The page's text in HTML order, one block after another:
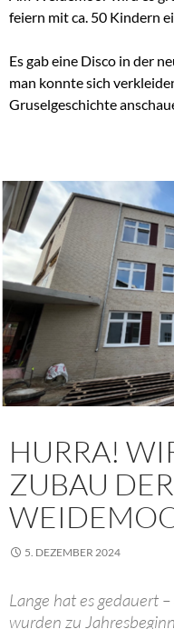
feiern mit ca. 50 Kindern
Es gab eine Disco in der
man konnte sich
Gruselgeschichte
HURRA!
ZUBAU
5. DEZEMBER 2024
Lange hat es gedauert
wurden zu